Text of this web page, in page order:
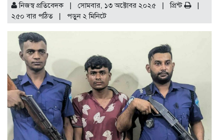
নিজস্ব প্রতিবেদক | সোমবার, ১৩ অক্টোবর ২০২৫ |প্রিন্ট
২৫০ বার পঠিত
| পড়ুন ২ মিনিটে